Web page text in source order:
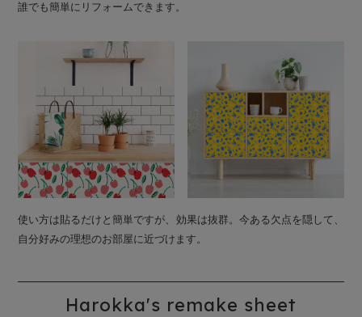
誰でも簡単にリフォームできます。
使い方は貼るだけと簡単ですが、効果は抜群。今ある欠点を隠して、
自分好みの理想のお部屋に近づけます。
Harokka's remake sheet